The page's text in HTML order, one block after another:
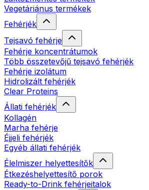
Vegetáriánus termékek
Fehérjék
Tejsavó fehérje
Fehérje koncentrátumok
Több összetevőjű tejsavó fehérjék
Fehérje izolátum
Hidrolizált fehérjék
Clear Proteins
Állati fehérjék
Kollagén
Marha fehérje
Éjjeli fehérjék
Egyéb állati fehérjék
Élelmiszer helyettesítők
Étkezéshelyettesítő porok
Ready-to-Drink fehérjeitalok